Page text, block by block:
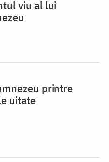
viu al lui
printre
uitate